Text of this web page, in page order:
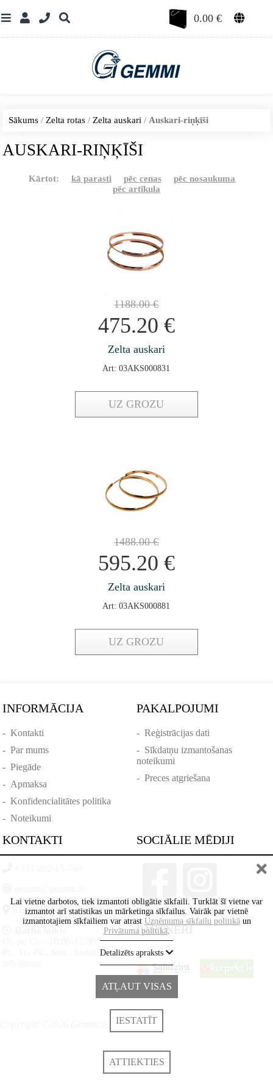
0.00€
Sākums / Zelta rotas / Zelta auskari / Auskari-riņķīši
AUSKARI-RIŅĶĪŠI
Kārtot: kā parasti pēc cenas
pēc nosaukuma
pēc artīkula
1188.00€
475.20 €
Zelta auskari
Art: 03AKS000831
UZ GROZU
1488.00€
595.20 €
Zelta auskari
Art: 03AKS000881
UZ GROZU
INFORMĀCIJA
-Kontakti
-Par mums
-Piegāde
- Apmaksa
-Konfidencialitātes politika
-Noteikumi
PAKALPOJUMI
- Reģistrācijas dati
- Sīkdatņu izmantošanas
noteikumi
- Preces atgriešana
KONTAKTI
Rīga, Lāčplēšā iela 88
Pr., Tr., Pk., Sest., Svētd. -
SOCIĀLIE MĒDIJI
PARTNERI
Lai vietne darbotos, tiek izmantoti obligātie sīkfaili. Turklāt šī vietne var
izmantot arī statistikas un mārketinga sīkfailus. Vairāk par vietnē
izmantotajiem sīkfailiem var atrast Uzņēmuma sīkfailu politikāun
Privātuma politikā.
Detalizēts apraksts
ATĻAUT VISAS
IESTATĪT
ATTIEKTIES